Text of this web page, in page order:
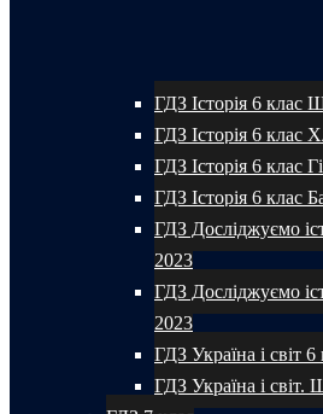
ГДЗ Історія 6 клас
ГДЗ Історія 6 клас
ГДЗ Історія 6 клас
ГДЗ Історія 6 клас
ГДЗ Досліджуємо
2023
ГДЗ Досліджуємо
2023
ГДЗ Україна і світ
ГДЗ Україна і світ.